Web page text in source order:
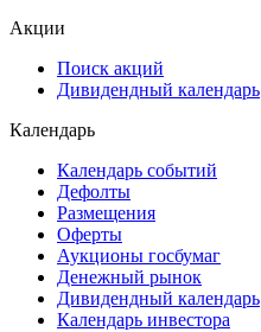
Акции
Поиск акций
Дивидендный календарь
Календарь
Календарь событий
Дефолты
Размещения
Оферты
Аукционы госбумаг
Денежный рынок
Дивидендный календарь
Календарь инвестора